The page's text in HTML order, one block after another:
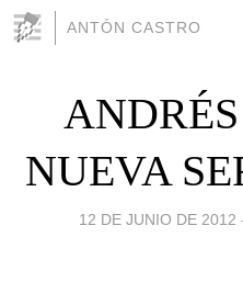
ANTÓN CASTRO
NUEVA
12 DE JUNIO DE 2012